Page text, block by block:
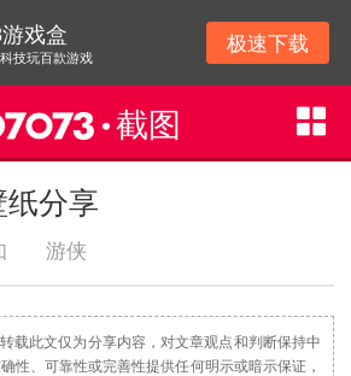
戏盒
技玩百款游戏 极速下载
截图
分享
游侠
载此文仅为分享内容，对文章观点和判断保持中
性、可靠性或完善性提供任何明示或暗示保证，